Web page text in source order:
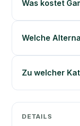
Was kostet
Welche
Zu welcher
DETAILS